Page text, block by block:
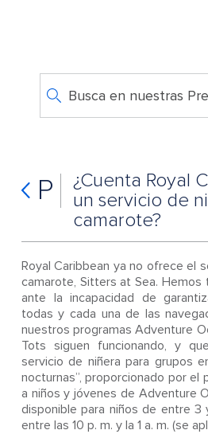
P
¿Cuenta Royal
un servicio de
camarote?
Royal Caribbean ya no ofrece el
camarote, Sitters at Sea.
ante la incapacidad de
todas y cada una de las
nuestros programas Adventure
Tots siguen funcionando, y
servicio de niñera para grupos
nocturnas”, proporcionado por el
a niños y jóvenes de Adventure
disponible para niños de entre 3
entre las 10 p. m. y la 1 a. m. (se